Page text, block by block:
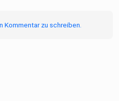
Kommentar zu schreiben.